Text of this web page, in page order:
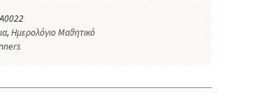
,Ημερολόγιο Μαθητικό